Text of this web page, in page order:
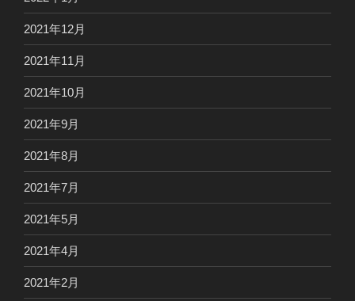
2021年12月
2021年11月
2021年10月
2021年9月
2021年8月
2021年7月
2021年5月
2021年4月
2021年2月